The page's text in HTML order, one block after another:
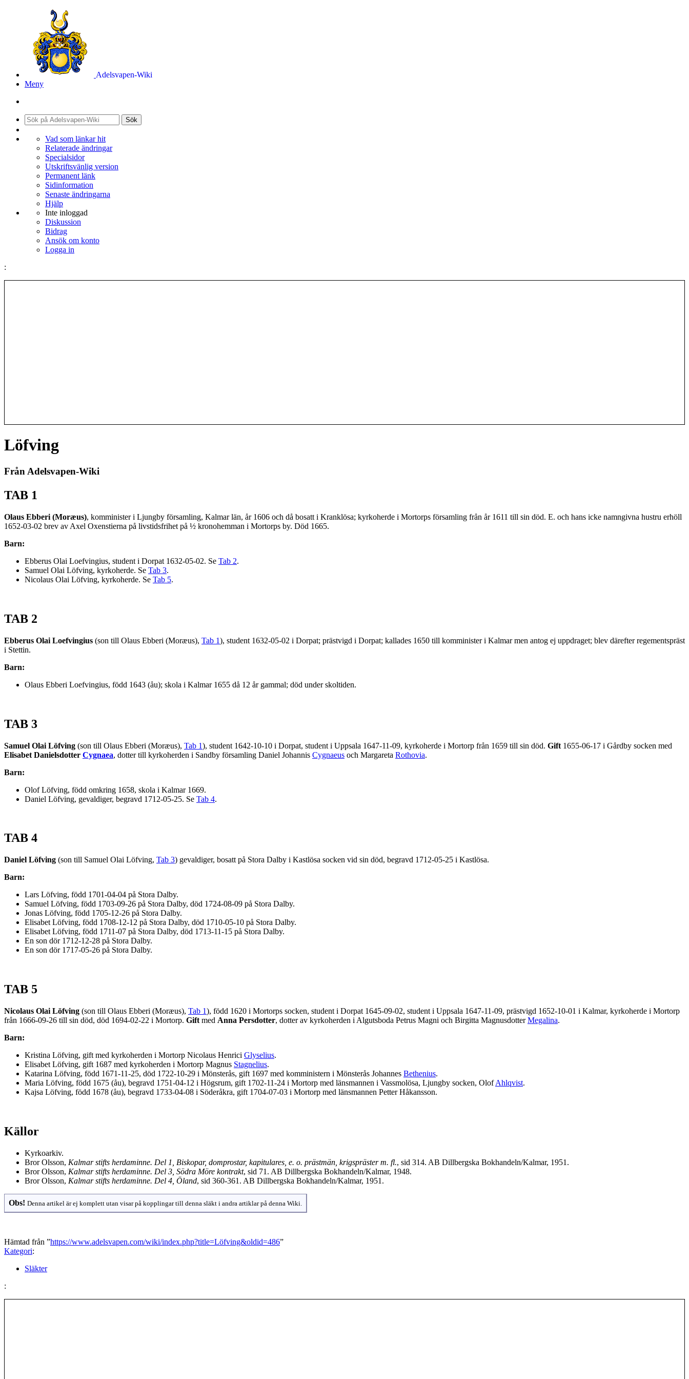
Adelsvapen-Wiki
Meny
Sök
Vad som länkar hit
Relaterade ändringar
Specialsidor
Utskriftsvänlig version
Permanent länk
Sidinformation
Senaste ändringarna
Hjälp
Inte inloggad
Diskussion
Bidrag
Ansök om konto
Logga in
:
Löfving
Från Adelsvapen-Wiki
TAB 1
Olaus Ebberi (Moræus), komminister i Ljungby församling, Kalmar län, år 1606 och då bosatt i Kranklösa; kyrkoherde i Mortorps församling från år 1611 till sin död. E. och hans icke namngivna hustru erhöll
1652-03-02 brev av Axel Oxenstierna på livstidsfrihet på ½ kronohemman i Mortorps by. Död 1665.
Barn:
Ebberus Olai Loefvingius, student i Dorpat 1632-05-02. Se Tab 2.
Samuel Olai Löfving, kyrkoherde. Se Tab 3.
Nicolaus Olai Löfving, kyrkoherde. Se Tab 5.
TAB 2
Ebberus Olai Loefvingius (son till Olaus Ebberi (Moræus), Tab 1), student 1632-05-02 i Dorpat; prästvigd i Dorpat; kallades 1650 till komminister i Kalmar men antog ej uppdraget; blev därefter regementspräst
i Stettin.
Barn:
Olaus Ebberi Loefvingius, född 1643 (åu); skola i Kalmar 1655 då 12 år gammal; död under skoltiden.
TAB 3
Samuel Olai Löfving (son till Olaus Ebberi (Moræus), Tab 1), student 1642-10-10 i Dorpat, student i Uppsala 1647-11-09, kyrkoherde i Mortorp från 1659 till sin död. Gift 1655-06-17 i Gårdby socken med
Elisabet Danielsdotter Cygnaea, dotter till kyrkoherden i Sandby församling Daniel Johannis Cygnaeus och Margareta Rothovia.
Barn:
Olof Löfving, född omkring 1658, skola i Kalmar 1669.
Daniel Löfving, gevaldiger, begravd 1712-05-25. Se Tab 4.
TAB 4
Daniel Löfving (son till Samuel Olai Löfving, Tab 3) gevaldiger, bosatt på Stora Dalby i Kastlösa socken vid sin död, begravd 1712-05-25 i Kastlösa.
Barn:
Lars Löfving, född 1701-04-04 på Stora Dalby.
Samuel Löfving, född 1703-09-26 på Stora Dalby, död 1724-08-09 på Stora Dalby.
Jonas Löfving, född 1705-12-26 på Stora Dalby.
Elisabet Löfving, född 1708-12-12 på Stora Dalby, död 1710-05-10 på Stora Dalby.
Elisabet Löfving, född 1711-07 på Stora Dalby, död 1713-11-15 på Stora Dalby.
En son dör 1712-12-28 på Stora Dalby.
En son dör 1717-05-26 på Stora Dalby.
TAB 5
Nicolaus Olai Löfving (son till Olaus Ebberi (Moræus), Tab 1), född 1620 i Mortorps socken, student i Dorpat 1645-09-02, student i Uppsala 1647-11-09, prästvigd 1652-10-01 i Kalmar, kyrkoherde i Mortorp
från 1666-09-26 till sin död, död 1694-02-22 i Mortorp. Gift med Anna Persdotter, dotter av kyrkoherden i Algutsboda Petrus Magni och Birgitta MagnusdotterMegalina.
Barn:
Kristina Löfving, gift med kyrkoherden i Mortorp Nicolaus Henrici Glyselius.
Elisabet Löfving, gift 1687 med kyrkoherden i Mortorp Magnus Stagnelius.
Katarina Löfving, född 1671-11-25, död 1722-10-29 i Mönsterås, gift 1697 med komministern i Mönsterås Johannes Bethenius.
Maria Löfving, född 1675 (åu), begravd 1751-04-12 i Högsrum, gift 1702-11-24 i Mortorp med länsmannen i Vassmolösa, Ljungby socken, OlofAhlqvist.
Kajsa Löfving, född 1678 (åu), begravd 1733-04-08 i Söderåkra, gift 1704-07-03 i Mortorp med länsmannen Petter Håkansson.
Källor
Kyrkoarkiv.
Bror Olsson, Kalmar stifts herdaminne. Del 1, Biskopar, domprostar, kapitulares, e. o. prästmän, krigspräster m. fl., sid 314. AB Dillbergska Bokhandeln/Kalmar, 1951.
Bror Olsson, Kalmar stifts herdaminne. Del 3, Södra Möre kontrakt, sid 71. AB Dillbergska Bokhandeln/Kalmar, 1948.
Bror Olsson, Kalmar stifts herdaminne. Del 4, Öland, sid 360-361. AB Dillbergska Bokhandeln/Kalmar, 1951.
Obs! Denna artikel är ej komplett utan visar på kopplingar till denna släkt i andra artiklar på denna Wiki.
Hämtad från ”https://www.adelsvapen.com/wiki/index.php?title=Löfving&oldid=486”
Kategori:
Släkter
: